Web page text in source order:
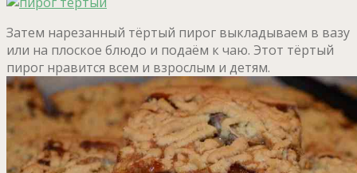
Затем нарезанный тёртый пирог выкладываем в вазу
или на плоское блюдо и подаём к чаю. Этот тёртый
пирог нравится всем и взрослым и детям.